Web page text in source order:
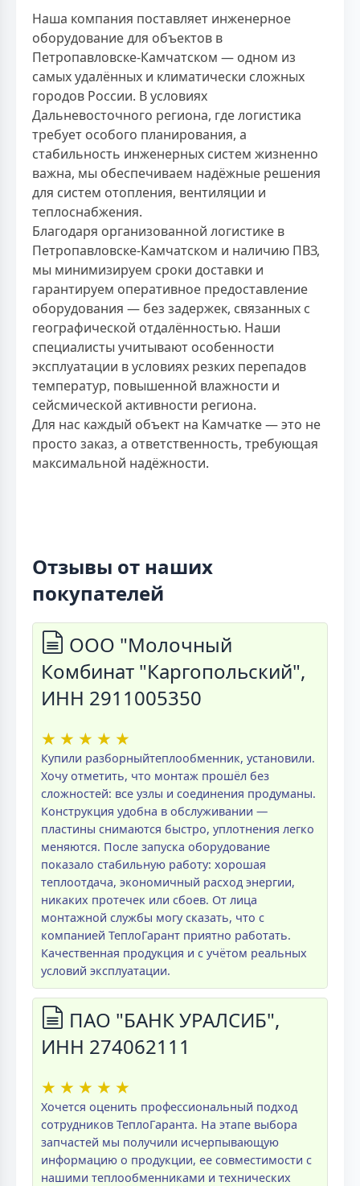
Наша компания поставляет инженерное
оборудование для объектов в
Петропавловске-Камчатском — одном из
самых удалённых и климатически сложных
городов России. В условиях
Дальневосточного региона, где логистика
требует особого планирования, а
стабильность инженерных систем жизненно
важна, мы обеспечиваем надёжные решения
для систем отопления, вентиляции и
теплоснабжения.
Благодаря организованной логистике в
Петропавловске-Камчатском и наличию ПВЗ,
мы минимизируем сроки доставки и
гарантируем оперативное предоставление
оборудования — без задержек, связанных с
географической отдалённостью. Наши
специалисты учитывают особенности
эксплуатации в условиях резких перепадов
температур, повышенной влажности и
сейсмической активности региона.
Для нас каждый объект на Камчатке — это не
просто заказ, а ответственность, требующая
максимальной надёжности.
Отзывы от наших
покупателей
ООО "Молочный
Комбинат "Каргопольский",
ИНН 2911005350
★ ★ ★ ★ ★
Купили разборныйтеплообменник, установили.
Хочу отметить, что монтаж прошёл без
сложностей: все узлы и соединения продуманы.
Конструкция удобна в обслуживании —
пластины снимаются быстро, уплотнения легко
меняются. После запуска оборудование
показало стабильную работу: хорошая
теплоотдача, экономичный расход энергии,
никаких протечек или сбоев. От лица
монтажной службы могу сказать, что с
компанией ТеплоГарант приятно работать.
Качественная продукция и с учётом реальных
условий эксплуатации.
ПАО "БАНК УРАЛСИБ",
ИНН 274062111
★ ★ ★ ★ ★
Хочется оценить профессиональный подход
сотрудников ТеплоГаранта. На этапе выбора
запчастей мы получили исчерпывающую
информацию о продукции, ее совместимости с
нашими теплообменниками и технических